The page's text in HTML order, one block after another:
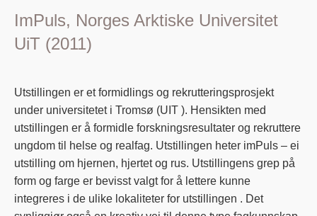
ImPuls, Norges Arktiske Universitet
UiT (2011)
Utstillingen er et formidlings og rekrutteringsprosjekt
under universitetet i Tromsø (UIT ). Hensikten med
utstillingen er å formidle forskningsresultater og rekruttere
ungdom til helse og realfag. Utstillingen heter imPuls – ei
utstilling om hjernen, hjertet og rus. Utstillingens grep på
form og farge er bevisst valgt for å lettere kunne
integreres i de ulike lokaliteter for utstillingen . Det